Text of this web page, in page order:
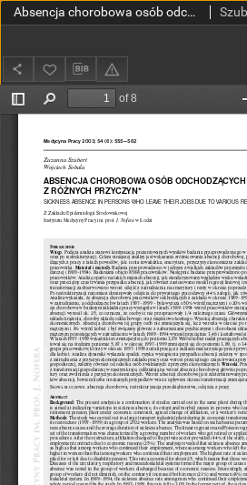
Absencja chorobowa osób odchodzących z zatrudnienia z różnych przyczyn